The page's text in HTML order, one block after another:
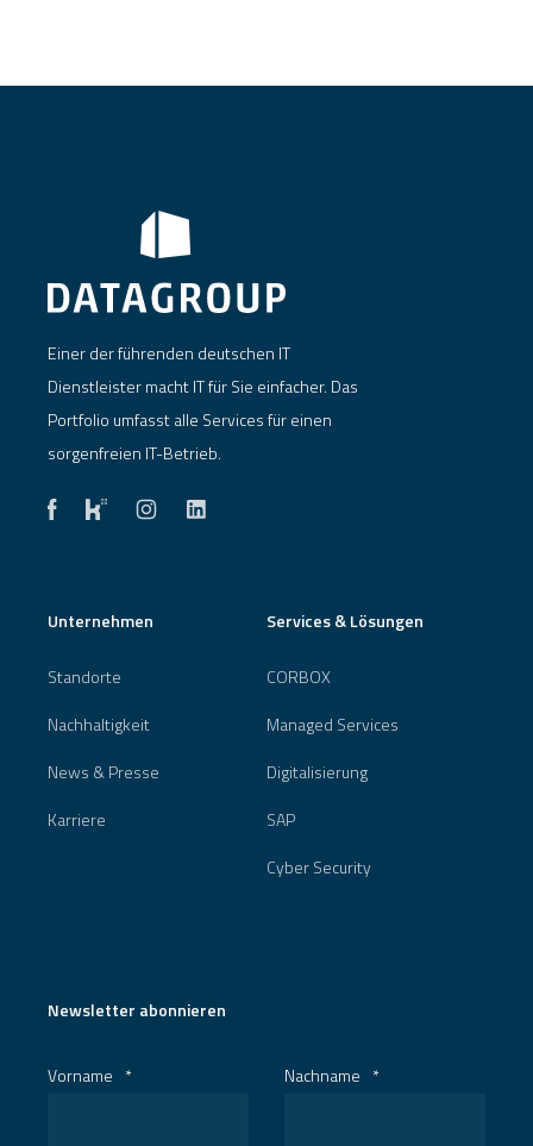
Einer der führenden deutschen IT
Dienstleister macht IT für Sie einfacher. Das
Portfolio umfasst alle Services für einen
sorgenfreien IT-Betrieb.
Unternehmen
Standorte
Nachhaltigkeit
News & Presse
Karriere
Services & Lösungen
CORBOX
Managed Services
Digitalisierung
SAP
Cyber Security
Newsletter abonnieren
Vorname * Nachname *